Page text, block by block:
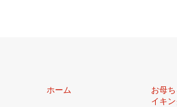
ホーム
お母
イキ